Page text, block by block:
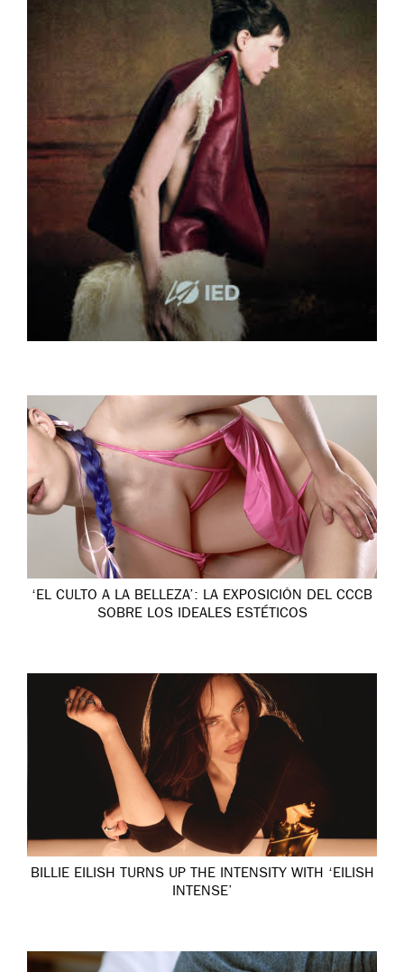
‘EL CULTO A LA BELLEZA’: LA EXPOSICIÓN DEL CCCB
SOBRE LOS IDEALES ESTÉTICOS
BILLIE EILISH TURNS UP THE INTENSITY WITH ‘EILISH
INTENSE’